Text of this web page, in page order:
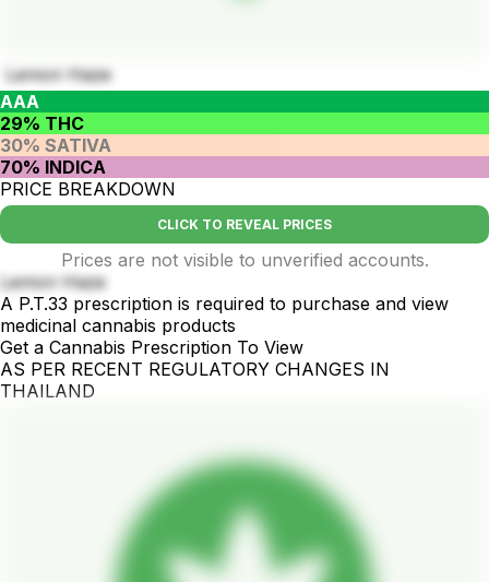
Lemon Haze
AAA
29% THC
30% SATIVA
70% INDICA
PRICE BREAKDOWN
CLICK TO REVEAL PRICES
Prices are not visible to unverified accounts.
Lemon Haze
A P.T.33 prescription is required to purchase and view
medicinal cannabis products
Get a Cannabis Prescription To View
AS PER RECENT REGULATORY CHANGES IN
THAILAND